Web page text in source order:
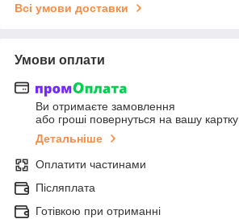
Всі умови доставки
Умови оплати
Ви отримаєте замовлення
або гроші повернуться на вашу картку
Детальніше
Оплатити частинами
Післяплата
Готівкою при отриманні